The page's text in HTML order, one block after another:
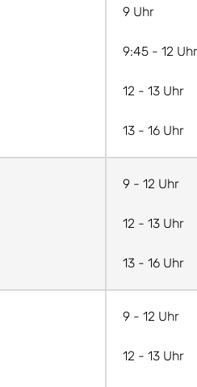
9 Uhr
9:45 - 12 Uhr
12 - 13 Uhr
13 - 16 Uhr
9 - 12 Uhr
12 - 13 Uhr
13 - 16 Uhr
9 - 12 Uhr
12 - 13 Uhr